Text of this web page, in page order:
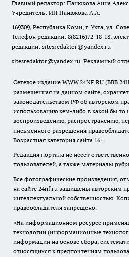
Главный редактор: Панюкова Анна
Учредитель: ИП Панюкова А.А.
169309, Республика Коми, г. Ухта, ул.
Телефон редакции: 8(8216)72-18-18,
редакции: sitesredaktor@yandex.ru
sitesredaktor@yandex.ru Рекламный
Сетевое издание WWW.24NF.RU
размещенная на данном сайте,
законодательством РФ об авторском
использованию кем-либо в какой бы
воспроизведению, распространению,
письменного разрешения
Возрастная категория сайта 16+.
Редакция портала не несет
пользователей, а также материалы
Все фотографические произведения,
на сайте 24nf.ru защищены авторским
интеллектуальной собственностью.
правообладателя запрещено.
«На информационном ресурсе
технологии (информационные
информации на основе сбора,
относящихся к предпочтениям